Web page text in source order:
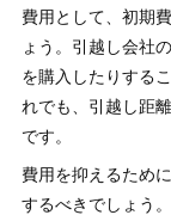
費用として、初期
ょう。引越し会社
を購入したりする
れでも、引越し距
です。
費用を抑えるため
するべきでしょう